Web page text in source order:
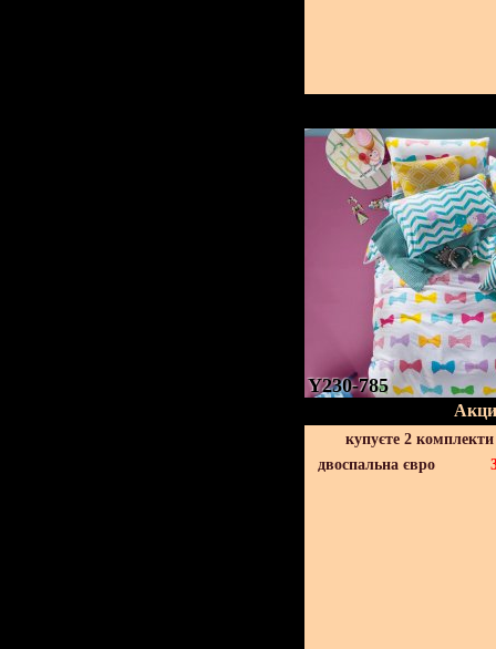
Y230-785
купуєте 2
двоспальна євро